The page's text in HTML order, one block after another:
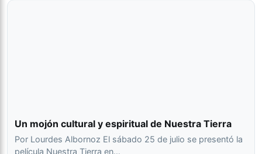
Un mojón cultural y espiritual de Nuestra Tierra
Por Lourdes Albornoz El sábado 25 de julio se presentó la
película Nuestra Tierra en…